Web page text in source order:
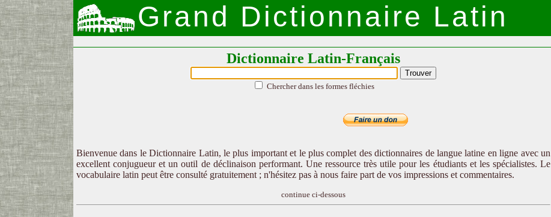
Grand Dictionnaire Latin
Dictionnaire Latin-Français
Chercher dans les formes fléchies
Bienvenue dans le Dictionnaire Latin, le plus important et le plus complet des dictionnaires de langue latine en ligne avec un
excellent conjugueur et un outil de déclinaison performant. Une ressource très utile pour les étudiants et les spécialistes. Le
vocabulaire latin peut être consulté gratuitement ; n'hésitez pas à nous faire part de vos impressions et commentaires.
continue ci-dessous